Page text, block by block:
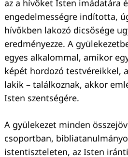
az a hívőket Isten imádatára
engedelmességre indította,
hívőkben lakozó dicsősége
eredményezze. A
egyes alkalommal, amikor
képét hordozó testvéreikkel,
lakik – találkoznak, akkor
Isten szentségére.
A gyülekezet minden
csoportban,
istentiszteleten, az Isten